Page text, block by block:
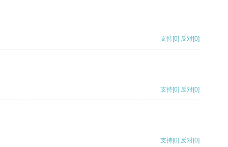
支持[0] 反对[0]
支持[0] 反对[0]
支持[0] 反对[0]